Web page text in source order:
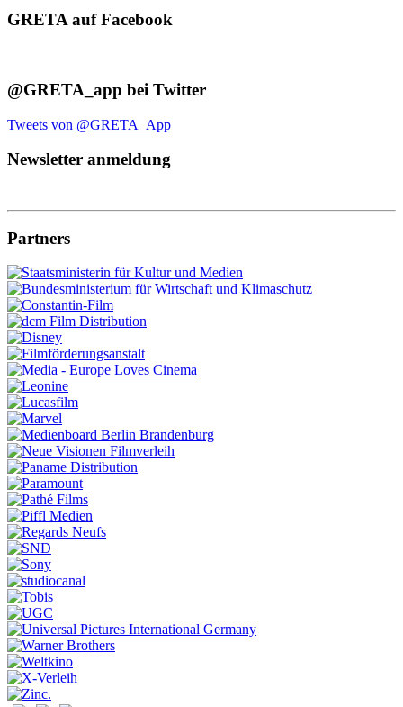
GRETA auf Facebook
@GRETA_app bei Twitter
Tweets von @GRETA_App
Newsletter anmeldung
Partners